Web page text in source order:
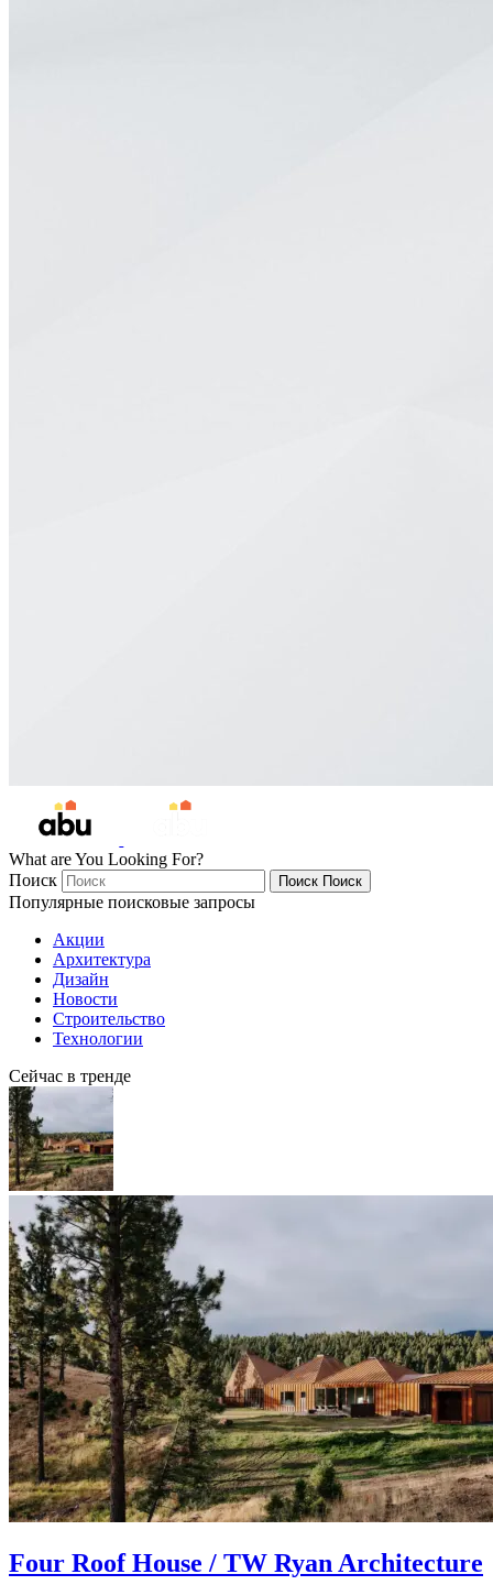
What are You Looking For?
Поиск
Поиск Поиск
Популярные поисковые запросы
Акции
Архитектура
Дизайн
Новости
Строительство
Технологии
Сейчас в тренде
Four Roof House / TW Ryan Architecture